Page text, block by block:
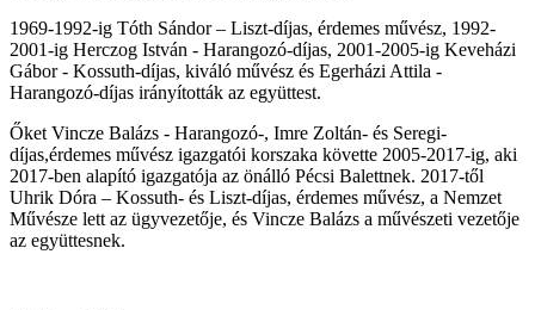
1969-1992-ig Tóth Sándor – Liszt-díjas, érdemes művész, 1992-
2001-ig Herczog István - Harangozó-díjas, 2001-2005-ig Keveházi
Gábor - Kossuth-díjas, kiváló művész és Egerházi Attila -
Harangozó-díjas irányították az együttest.
Őket Vincze Balázs - Harangozó-, Imre Zoltán- és Seregi-
díjas,érdemes művész igazgatói korszaka követte 2005-2017-ig, aki
2017-ben alapító igazgatója az önálló Pécsi Balettnek. 2017-től
Uhrik Dóra – Kossuth- és Liszt-díjas, érdemes művész, a Nemzet
Művésze lett az ügyvezetője, és Vincze Balázs a művészeti vezetője
az együttesnek.